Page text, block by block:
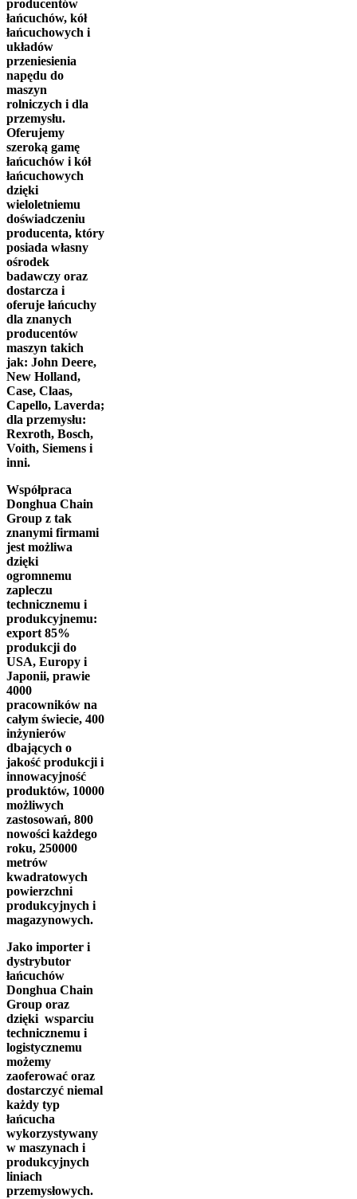
producentów
łańcuchów, kół
łańcuchowych i
układów
przeniesienia
napędu do
maszyn
rolniczych i dla
przemysłu.
Oferujemy
szeroką gamę
łańcuchów i kół
łańcuchowych
dzięki
wieloletniemu
doświadczeniu
producenta, który
posiada własny
ośrodek
badawczy oraz
dostarcza i
oferuje łańcuchy
dla znanych
producentów
maszyn takich
jak: John Deere,
New Holland,
Case, Claas,
Capello, Laverda;
dla przemysłu:
Rexroth, Bosch,
Voith, Siemens i
inni.
Współpraca
Donghua Chain
Group z tak
znanymi firmami
jest możliwa
dzięki
ogromnemu
zapleczu
technicznemu i
produkcyjnemu:
export 85%
produkcji do
USA, Europy i
Japonii, prawie
4000
pracowników na
całym świecie, 400
inżynierów
dbających o
jakość produkcji i
innowacyjność
produktów, 10000
możliwych
zastosowań, 800
nowości każdego
roku, 250000
metrów
kwadratowych
powierzchni
produkcyjnych i
magazynowych.
Jako importer i
dystrybutor
łańcuchów
Donghua Chain
Group oraz
dzięki wsparciu
technicznemu i
logistycznemu
możemy
zaoferować oraz
dostarczyć niemal
każdy typ
łańcucha
wykorzystywany
w maszynach i
produkcyjnych
liniach
przemysłowych.